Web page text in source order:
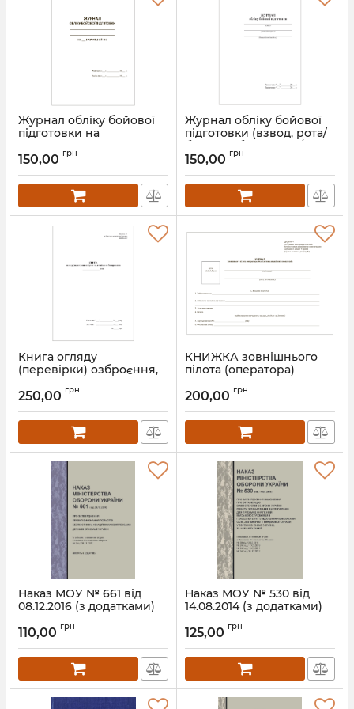
Журнал обліку бойової
підготовки на
розділів)
Артикул: В00А5Ж9
150,00 грн
Журнал обліку бойової
підготовки (взвод, рота/
батарея, батальйон/
дивізіон), 6 розділів
Артикул: В00А5Ж6
150,00 грн
Книга огляду
(перевірки) озброєння,
техніки та боєприпасів
роти. Додаток 11 до
служби (стаття 112)
В11А4011
250,00 грн
КНИЖКА зовнішнього
пілота (оператора)
безпілотних авіаційних
комплексів (БПЛА).
Артикул: В7А5004
200,00 грн
Наказ МОУ № 661 від
08.12.2016 (з додатками)
Правил виконання
авіаційними
комплексами державної
авіації України
Артикул: Н661МОУ
110,00 грн
Наказ МОУ № 530 від
14.08.2014 (з додатками)
організацію в
України роботи з
обчислення вислуги
років для призначення
пенсій
125,00 грн